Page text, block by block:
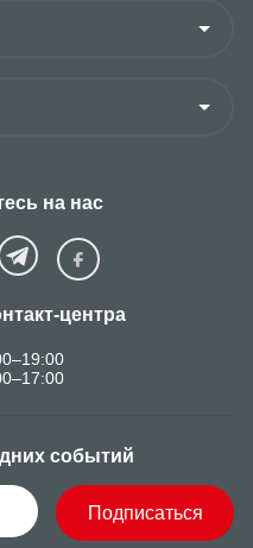
на нас
центра
событий
Подписаться